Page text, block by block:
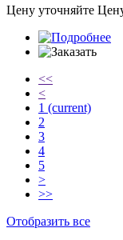
Цену уточняйте
<<
<
1 (current)
2
3
4
5
>
>>
Отобразить все